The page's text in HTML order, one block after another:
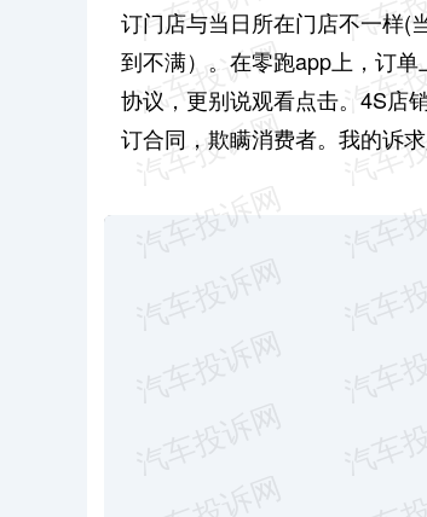
订门店与当日所在门店不一样(
到不满）。在零跑app上，订
协议，更别说观看点击。4S店
订合同，欺瞒消费者。我的诉